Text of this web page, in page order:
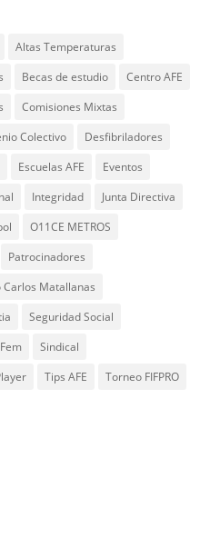
Altas Temperaturas
Becas de estudio
Centro AFE
Comisiones Mixtas
Colectivo
Desfibriladores
Escuelas AFE
Eventos
Integridad
Junta Directiva
O11CE METROS
Patrocinadores
Carlos Matallanas
Seguridad Social
Sindical
Tips AFE
Torneo FIFPRO